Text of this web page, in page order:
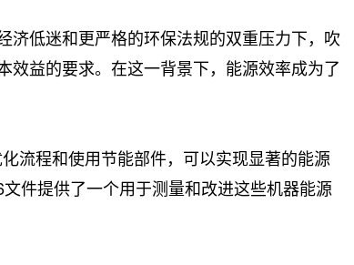
济低迷和更严格的环保法规的双重压力下，吹
益的要求。在这一背景下，能源效率成为了
流程和使用节能部件，可以实现显著的能源
件提供了一个用于测量和改进这些机器能源